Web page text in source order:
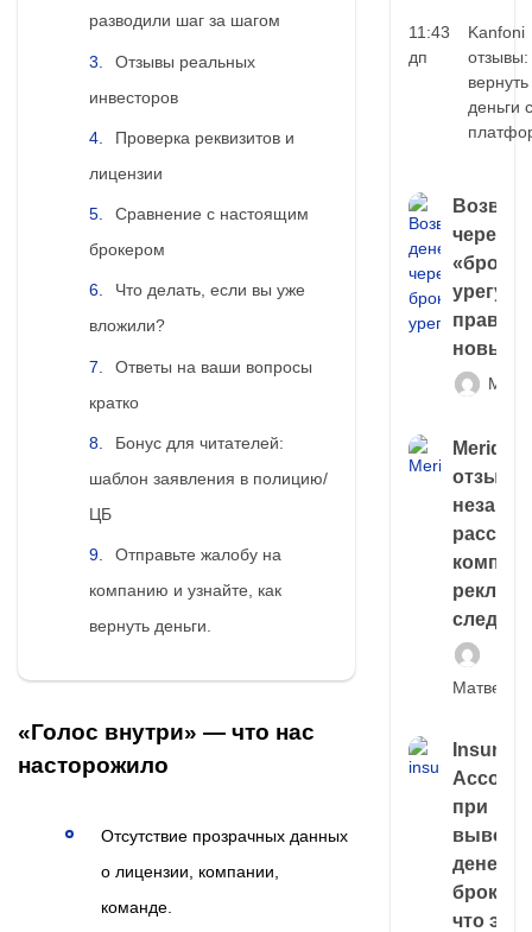
разводили шаг за шагом
Отзывы реальных
инвесторов
Проверка реквизитов и
лицензии
Сравнение с настоящим
брокером
Что делать, если вы уже
вложили?
Ответы на ваши вопросы
кратко
Бонус для читателей:
шаблон заявления в полицию/
ЦБ
Отправьте жалобу на
компанию и узнайте, как
вернуть деньги.
«Голос внутри» — что нас
насторожило
Отсутствие прозрачных данных
о лицензии, компании,
команде.
11:43
дп
Kanfoni
отзывы:
вернуть
деньги с
через
правда
новый
следа
Матвей
Account
при
выводе
денег у
что это,